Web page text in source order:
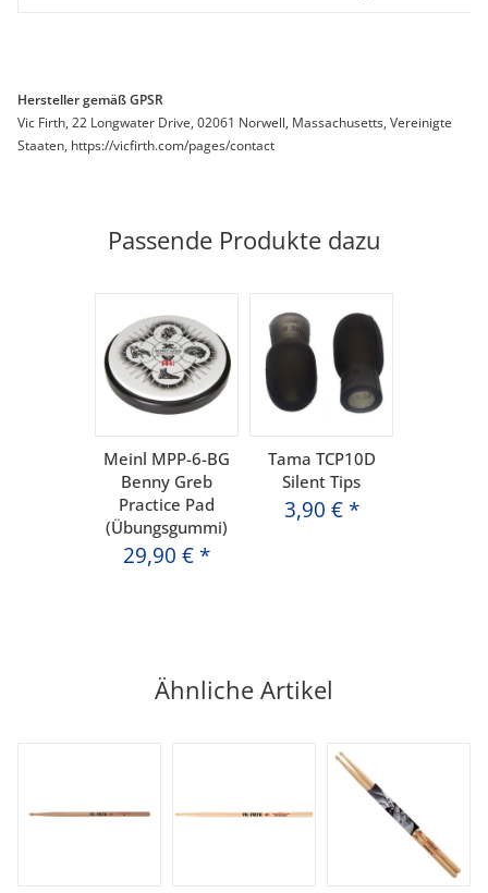
Hersteller gemäß GPSR
Vic Firth, 22 Longwater Drive, 02061 Norwell, Massachusetts, Vereinigte
Staaten, https://vicfirth.com/pages/contact
Passende Produkte dazu
Meinl MPP-6-BG
Benny Greb
Practice Pad
(Übungsgummi)
29,90 € *
Tama TCP10D
Silent Tips
3,90 € *
Ähnliche Artikel